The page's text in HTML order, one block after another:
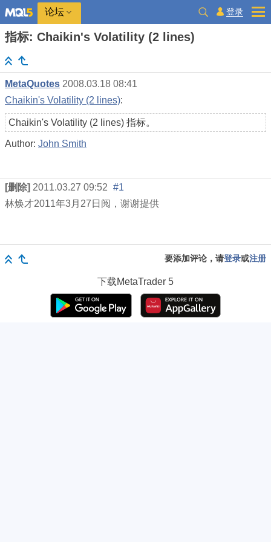
论坛 登录
指标: Chaikin's Volatility (2 lines)
MetaQuotes 2008.03.18 08:41
Chaikin's Volatility (2 lines):
Chaikin's Volatility (2 lines) 指标。
Author: John Smith
[删除] 2011.03.27 09:52 #1
林焕才2011年3月 27 日阅，谢谢提供
要添加评论，请登录或注册
下载MetaTrader 5